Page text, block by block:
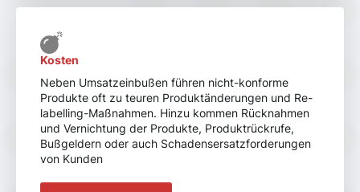
Kosten
Neben Umsatzeinbußen führen nicht-konforme
Produkte oft zu teuren Produktänderungen und Re-
labelling-Maßnahmen. Hinzu kommen Rücknahmen
und Vernichtung der Produkte, Produktrückrufe,
Bußgeldern oder auch Schadensersatzforderungen
von Kunden